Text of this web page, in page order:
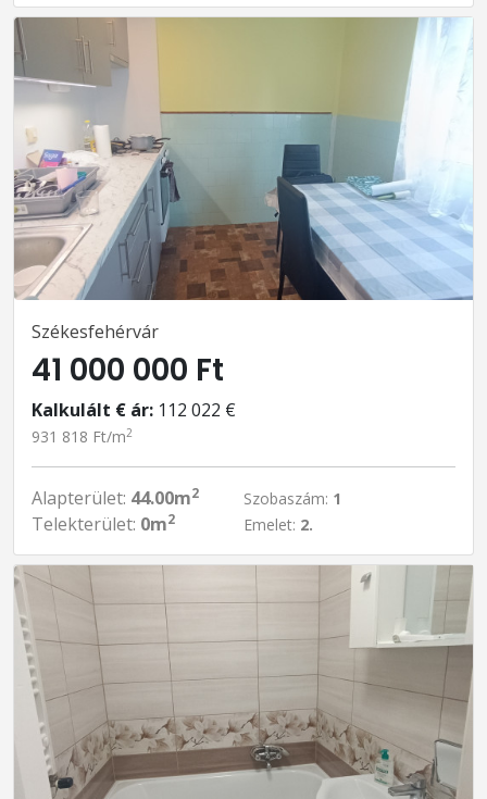
Székesfehérvár
41 000 000 Ft
Kalkulált € ár: 112 022 €
931 818 Ft/m2
Alapterület: 44.00m2
Telekterület: 0m2
Szobaszám: 1
Emelet: 2.